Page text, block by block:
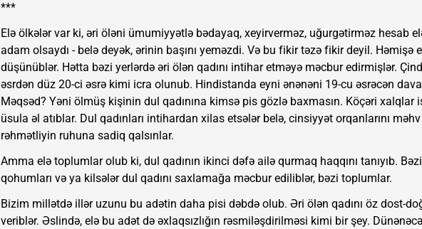
***
Elə ölkələr var ki, əri öləni ümumiyyətlə bədayaq, xeyirverməz, uğurgətirməz hesab
adam olsaydı - belə deyək, ərinin başını yeməzdi. Və bu fikir təzə fikir deyil. Həmişə
düşünüblər. Hətta bəzi yerlərdə əri ölən qadını intihar etməyə məcbur edirmişlər.
əsrdən düz 20-ci əsrə kimi icra olunub. Hindistanda eyni ənənəni 19-cu əsrəcən
Məqsəd? Yəni ölmüş kişinin dul qadınına kimsə pis gözlə baxmasın. Köçəri xalqlar
üsula əl atıblar. Dul qadınları intihardan xilas etsələr belə, cinsiyyət orqanlarını
rəhmətliyin ruhuna sadiq qalsınlar.
Amma elə toplumlar olub ki, dul qadının ikinci dəfə ailə qurmaq haqqını tanıyıb.
qohumları və ya kilsələr dul qadını saxlamağa məcbur ediliblər, bəzi toplumlar.
Bizim millətdə illər uzunu bu adətin daha pisi dəbdə olub. Əri ölən qadını öz dost-
veriblər. Əslində, elə bu adət də əxlaqsızlığın rəsmiləşdirilməsi kimi bir şey.